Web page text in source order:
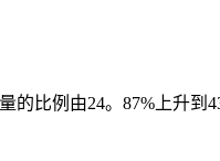
比例由24。87%上升到